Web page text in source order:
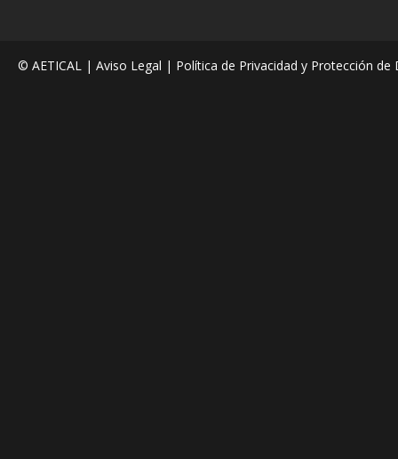
© AETICAL | Aviso Legal | Política de Privacidad y Protección de